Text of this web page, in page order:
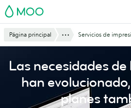
Saltar
al
principal
MOO
Página principal Mostrar todo
Servicios de
Las necesidades
han
planes